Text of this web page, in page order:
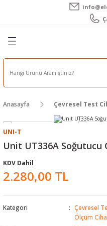
Geri Dön
Geri Dön
Geri Dön
Kameralar
Geri Dön
Cihazları
Ölçerler
Geri Dön
Teli - Pasta
Geri Dön
Anasayfa Çevresel Test
UNI-T
Unit UT336A Soğutucu
KDV Dahil
2.280,00 TL
Kategori Çevresel
Ölçüm